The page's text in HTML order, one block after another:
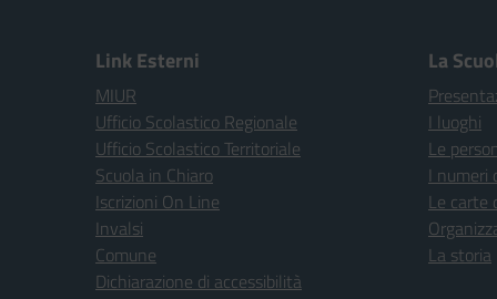
Link Esterni
MIUR
Ufficio Scolastico Regionale
Ufficio Scolastico Territoriale
Scuola in Chiaro
Iscrizioni On Line
Invalsi
Comune
Dichiarazione di accessibilità
La
I luoghi
Le
I numeri
Le carte
La storia